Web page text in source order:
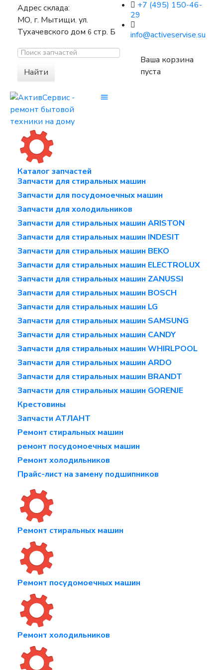
Адрес склада:
МО, г. Мытищи. ул.
Тухачевского дом 6 стр. Б
+7 (495) 150-46-
29
info@activeservise.su
Найти
Ваша корзина
пуста
Каталог запчастей
Запчасти для стиральных машин
Запчасти для посудомоечных машин
Запчасти для холодильников
Запчасти для стиральных машин ARISTON
Запчасти для стиральных машин INDESIT
Запчасти для стиральных машин BEKO
Запчасти для стиральных машин ELECTROLUX
Запчасти для стиральных машин ZANUSSI
Запчасти для стиральных машин BOSCH
Запчасти для стиральных машин LG
Запчасти для стиральных машин SAMSUNG
Запчасти для стиральных машин CANDY
Запчасти для стиральных машин WHIRLPOOL
Запчасти для стиральных машин ARDO
Запчасти для стиральных машин BRANDT
Запчасти для стиральных машин GORENJE
Крестовины
Запчасти АТЛАНТ
Ремонт стиральных машин
ремонт посудомоечных машин
Ремонт холодильников
Прайс-лист на замену подшипников
Ремонт стиральных машин
Ремонт посудомоечных машин
Ремонт холодильников